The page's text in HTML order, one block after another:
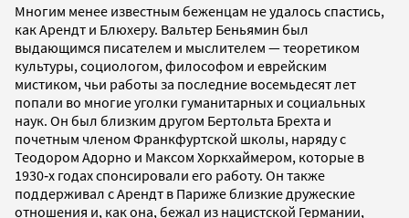
Многим менее известным беженцам не удалось спастись,
как Арендт и Блюхеру. Вальтер Беньямин был
выдающимся писателем и мыслителем — теоретиком
культуры, социологом, философом и еврейским
мистиком, чьи работы за последние восемьдесят лет
попали во многие уголки гуманитарных и социальных
наук. Он был близким другом Бертольта Брехта и
почетным членом Франкфуртской школы, наряду с
Теодором Адорно и Максом Хоркхаймером, которые в
1930‐х годах спонсировали его работу. Он также
поддерживал с Арендт в Париже близкие дружеские
отношения и, как она, бежал из нацистской Германии,